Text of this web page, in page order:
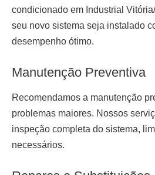
condicionado em Industrial
seu novo sistema seja instalado
desempenho ótimo.
Manutenção Preventiva
Recomendamos a manutenção
problemas maiores. Nossos
inspeção completa do sistema,
necessários.